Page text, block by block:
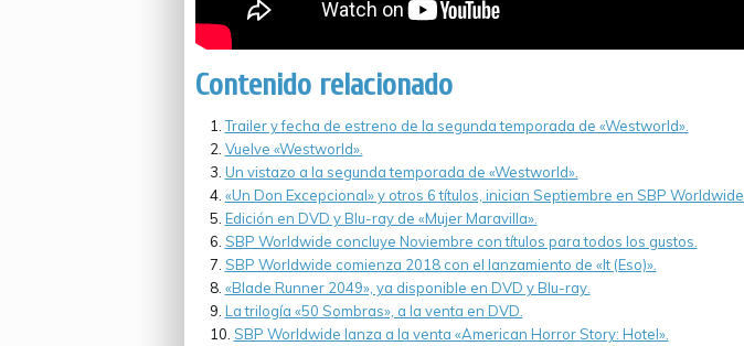
Contenido relacionado
Trailer y fecha de estreno de la segunda temporada de «Westworld».
Vuelve «Westworld».
Un vistazo a la segunda temporada de «Westworld».
«Un Don Excepcional» y otros 6 títulos, inician Septiembre en SBP Worldwide.
Edición en DVD y Blu-ray de «Mujer Maravilla».
SBP Worldwide concluye Noviembre con títulos para todos los gustos.
SBP Worldwide comienza 2018 con el lanzamiento de «It (Eso)».
«Blade Runner 2049», ya disponible en DVD y Blu-ray.
La trilogía «50 Sombras», a la venta en DVD.
SBP Worldwide lanza a la venta «American Horror Story: Hotel».